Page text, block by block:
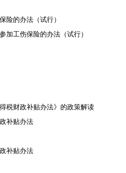
险的办法（试行）
加工伤保险的办法（试行）
税财政补贴办法》的政策解读
补贴办法
补贴办法